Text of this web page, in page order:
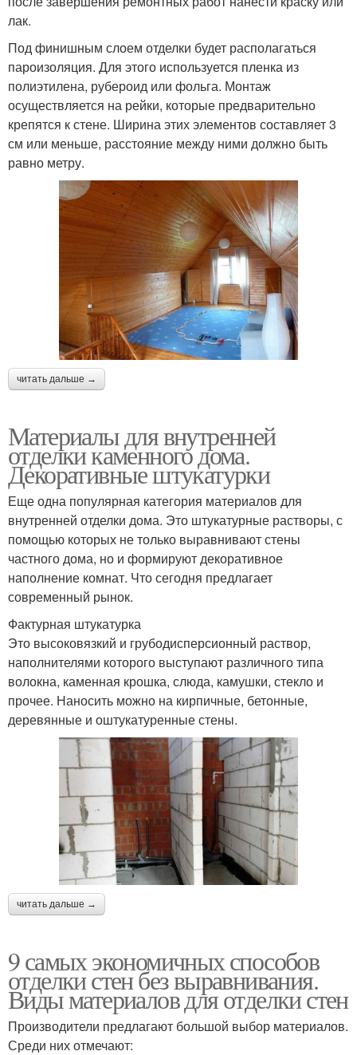
лак.
Под финишным слоем отделки будет располагаться
пароизоляция. Для этого используется пленка из
полиэтилена, рубероид или фольга. Монтаж
осуществляется на рейки, которые предварительно
крепятся к стене. Ширина этих элементов составляет 3
см или меньше, расстояние между ними должно быть
равно метру.
читать дальше →
Материалы для внутренней
отделки каменного дома.
Декоративные штукатурки
Еще одна популярная категория материалов для
внутренней отделки дома. Это штукатурные растворы, с
помощью которых не только выравнивают стены
частного дома, но и формируют декоративное
наполнение комнат. Что сегодня предлагает
современный рынок.
Фактурная штукатурка
Это высоковязкий и грубодисперсионный раствор,
наполнителями которого выступают различного типа
волокна, каменная крошка, слюда, камушки, стекло и
прочее. Наносить можно на кирпичные, бетонные,
деревянные и оштукатуренные стены.
читать дальше →
9 самых экономичных способов
отделки стен без выравнивания.
Виды материалов для отделки стен
Производители предлагают большой выбор материалов.
Среди них отмечают: